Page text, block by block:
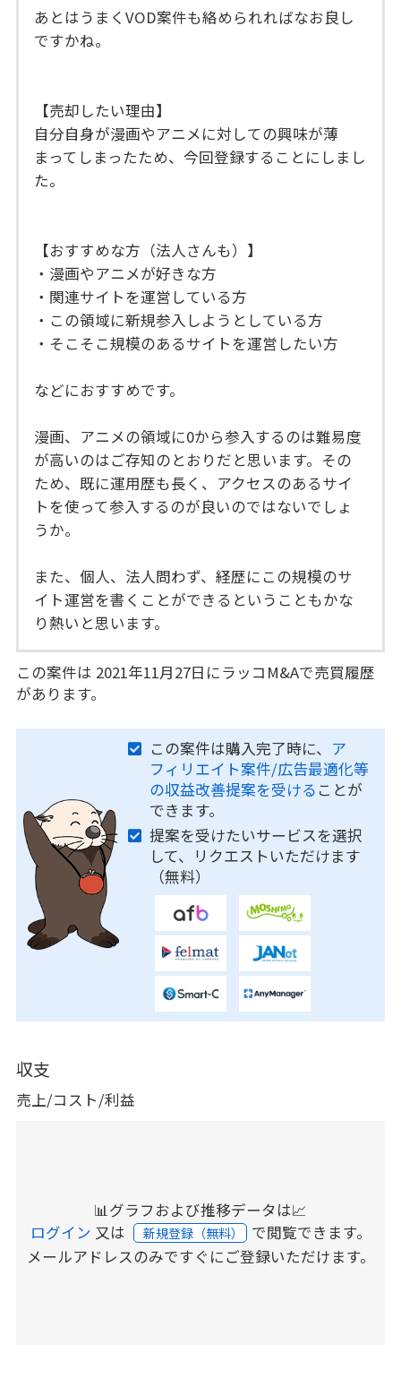
あとはうまくVOD案件も絡められればなお良し
ですかね。
【売却したい理由】
自分自身が漫画やアニメに対しての興味が薄
まってしまったため、今回登録することにしまし
た。
【おすすめな方（法人さんも）】
・漫画やアニメが好きな方
・関連サイトを運営している方
・この領域に新規参入しようとしている方
・そこそこ規模のあるサイトを運営したい方
などにおすすめです。
漫画、アニメの領域に0から参入するのは難易度
が高いのはご存知のとおりだと思います。その
ため、既に運用歴も長く、アクセスのあるサイ
トを使って参入するのが良いのではないでしょ
うか。
また、個人、法人問わず、経歴にこの規模のサ
イト運営を書くことができるということもかな
り熱いと思います。
この案件は 2021年11月27日にラッコM&Aで売買履歴
があります。
この案件は購入完了時に、 ア
フィリエイト案件/広告最適化等
の収益改善提案を受ける ことが
できます。
提案を受けたいサービスを選択
して、リクエストいただけます
（無料）
収支
売上/コスト/利益
📊グラフおよび推移データは📈
ログイン 又は 新規登録（無料） で閲覧できます。
メールアドレスのみですぐにご登録いただけます。